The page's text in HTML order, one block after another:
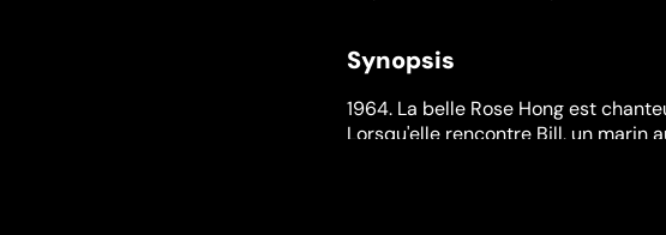
Synopsis
1964. La belle Rose Hong est
Lorsqu'elle rencontre Bill, un marin